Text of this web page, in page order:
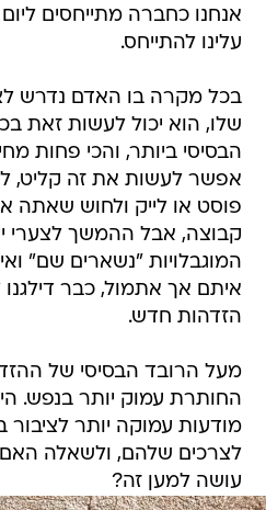
אנחנו כחברה מתייחסים ליום
עלינו להתייחס.
בכל מקרה בו האדם נדרש
שלו, הוא יכול לעשות זאת
הבסיסי ביותר, והכי פחות
אפשר לעשות את זה קליט,
פוסט או לייק ולחוש שאתה
קבוצה, אבל ההמשך לצערי
המוגבלויות "נשארים שם"
איתם אך אתמול, כבר
הזדהות חדש.
מעל הרובד הבסיסי של
החותרת עמוק יותר בנפש.
מודעות עמוקה יותר לציבור
לצרכים שלהם, ולשאלה
עושה למען זה?